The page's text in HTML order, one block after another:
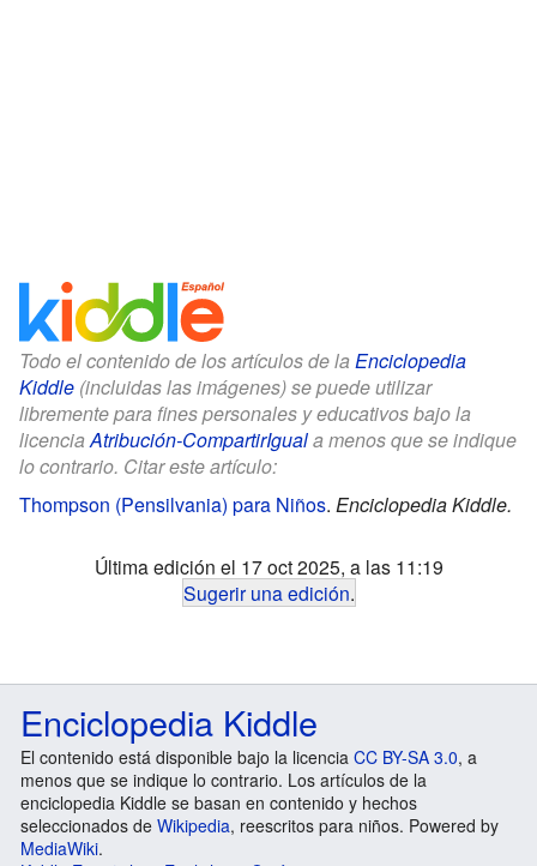
Todo el contenido de los artículos de la Enciclopedia
Kiddle (incluidas las imágenes) se puede utilizar
libremente para fines personales y educativos bajo la
licenciaAtribución-CompartirIguala menos que se indique
lo contrario. Citar este artículo:
Thompson (Pensilvania) para Niños. Enciclopedia Kiddle.
Última edición el 17 oct 2025, a las 11:19
Sugerir una edición.
Enciclopedia Kiddle
El contenido está disponible bajo la licencia CC BY-SA 3.0, a
menos que se indique lo contrario. Los artículos de la
enciclopedia Kiddle se basan en contenido y hechos
seleccionados de Wikipedia, reescritos para niños. Powered by
MediaWiki.